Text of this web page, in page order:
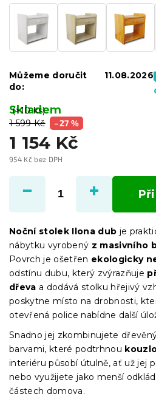
1 599 Kč –27 %
1 154 Kč
954 Kč bez DPH
cena:
Skladem
(>10 ks)
Můžeme doručit
do:
11.08.2026
Noční stolek Ilona dub je
nábytku vyrobený z masivního
Povrch je ošetřen ekologicky
odstínu dubu, který zvýrazňuje
dřeva a dodává stolku hřejivý
poskytne místo na drobnosti,
otevřená police nabídne další
Snadno jej zkombinujete
barvami, které podtrhnou
interiéru působí útulně, ať už jej
nebo využijete jako menší
částech domova.